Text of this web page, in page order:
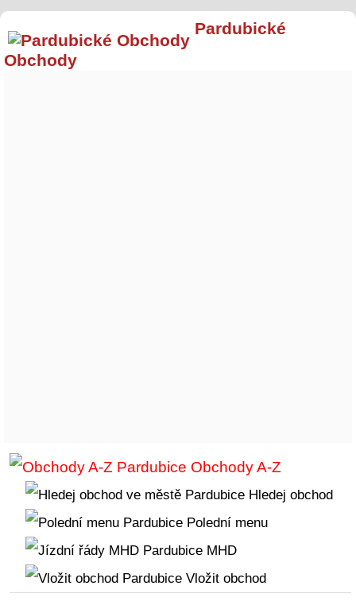
Pardubické
Obchody
Obchody A-Z
Hledej obchod
Polední menu
MHD
Vložit obchod